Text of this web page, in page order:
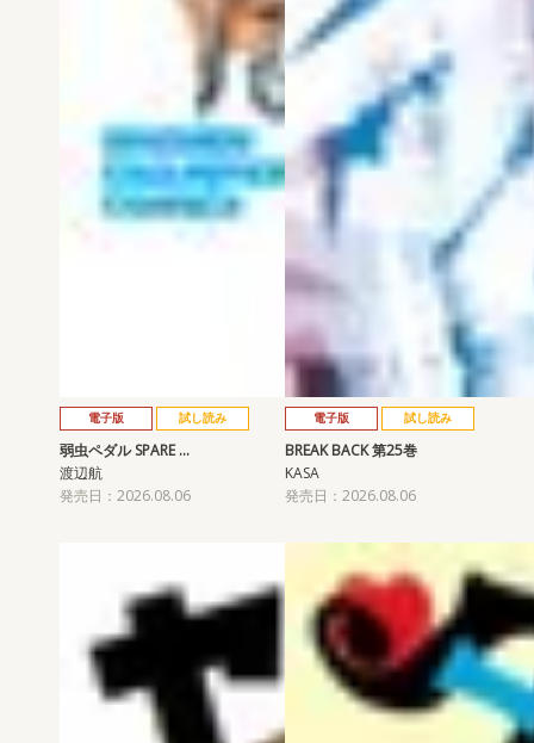
電子版 試し読み
弱虫ペダル SPARE …
渡辺航
発売日：2026.08.06
電子版 試し読み
BREAK BACK 第25巻
KASA
発売日：2026.08.06